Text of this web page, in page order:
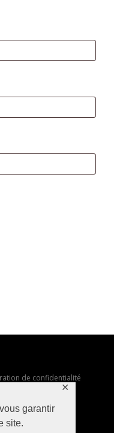
garantir
site.
✕
de confidentialité